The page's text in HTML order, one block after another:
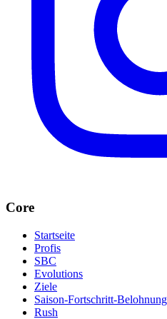
Core
Startseite
Profis
SBC
Evolutions
Ziele
Saison-Fortschritt-
Rush